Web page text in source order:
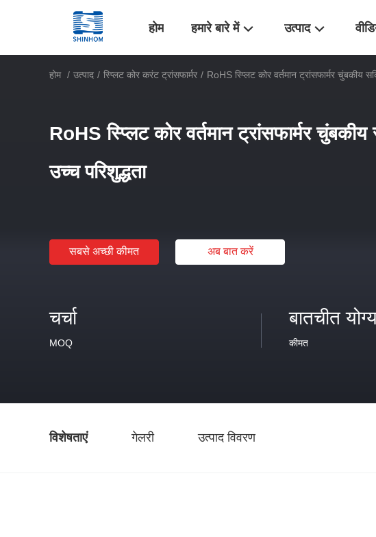
होम हमारे बारे में उत्पाद
होम / उत्पाद / स्प्लिट कोर करंट ट्रांसफार्मर / RoHS स्प्लिट कोर वर्तमान ट्रांसफार्मर चुंबकीय
RoHS स्प्लिट कोर वर्तमान ट्रांसफार्मर चुंबकीय
उच्च परिशुद्धता
सबसे अच्छी कीमत अब बात करें
चर्चा
MOQ
बातचीत
कीमत
विशेषताएं गेलरी उत्पाद विवरण